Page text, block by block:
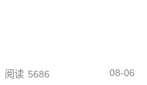
阅读 5686 08-06